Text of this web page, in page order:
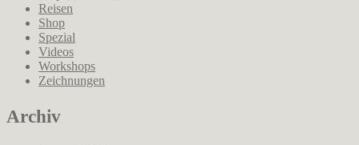
Reisen
Shop
Spezial
Videos
Workshops
Zeichnungen
Archiv